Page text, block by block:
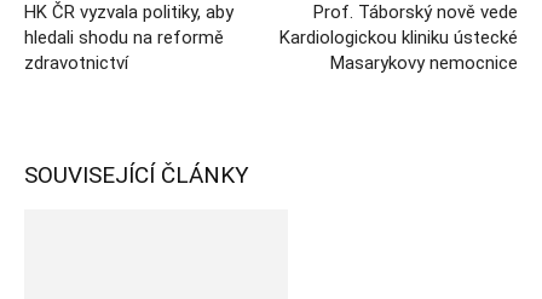
HK ČR vyzvala politiky, aby
hledali shodu na reformě
zdravotnictví
Prof. Táborský nově vede
Kardiologickou kliniku ústecké
Masarykovy nemocnice
SOUVISEJÍCÍ ČLÁNKY